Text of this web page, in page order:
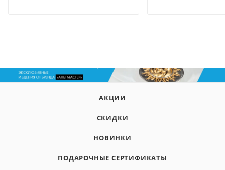
АКЦИИ
СКИДКИ
НОВИНКИ
ПОДАРОЧНЫЕ СЕРТИФИКАТЫ